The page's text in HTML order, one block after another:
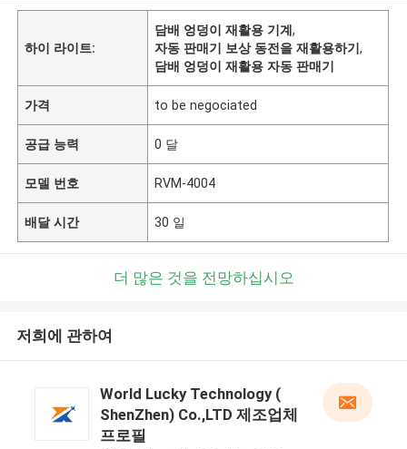
하이 라이트:
담배 엉덩이 재활용 기계,
자동 판매기 보상 동전을 재활용하기,
담배 엉덩이 재활용 자동 판매기
가격 to be negociated
공급 능력 0 달
모델 번호 RVM-4004
배달 시간 30 일
더 많은 것을 전망하십시오
저희에 관하여
World Lucky Technology (
ShenZhen) Co.,LTD 제조업체
프로필